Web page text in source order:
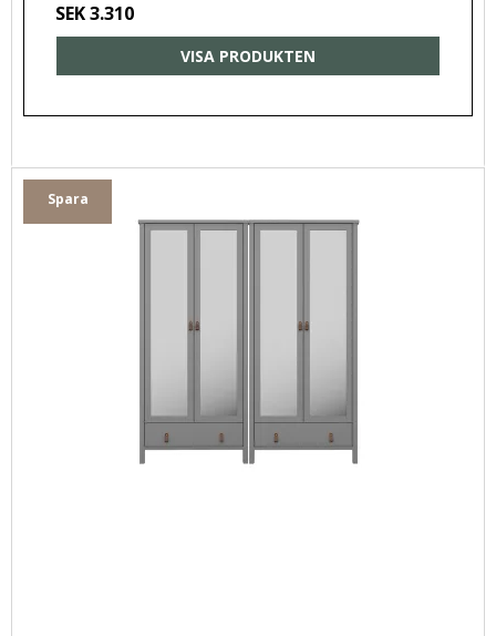
SEK 3.310
VISA PRODUKTEN
Spara